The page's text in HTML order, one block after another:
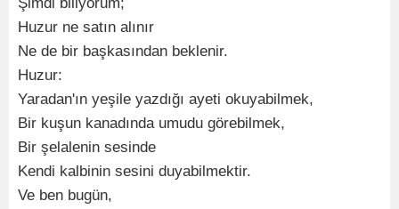
Huzur ne satın alınır
Ne de bir başkasından beklenir.
Huzur:
Yaradan'ın yeşile yazdığı ayeti okuyabilmek,
Bir kuşun kanadında umudu görebilmek,
Bir şelalenin sesinde
Kendi kalbinin sesini duyabilmektir.
Ve ben bugün,